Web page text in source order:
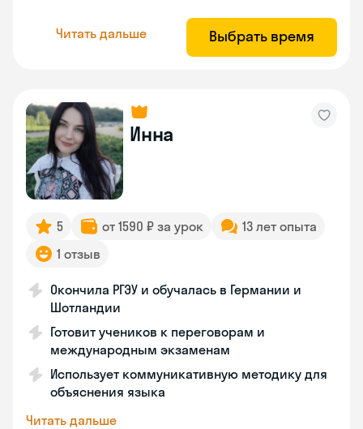
Читать дальше Выбрать время
Инна
5 от 1590 ₽ за урок
13 лет опыта
1 отзыв
Окончила РГЭУ и обучалась в Германии и
Шотландии
Готовит учеников к переговорам и
международным экзаменам
Использует коммуникативную методику для
объяснения языка
Читать дальше